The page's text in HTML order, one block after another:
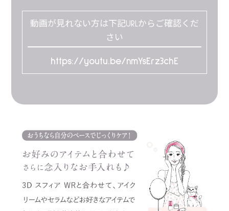
動画が見れない方は下記URLからご確認くだ
さい
https://youtu.be/nmYsErz3chE